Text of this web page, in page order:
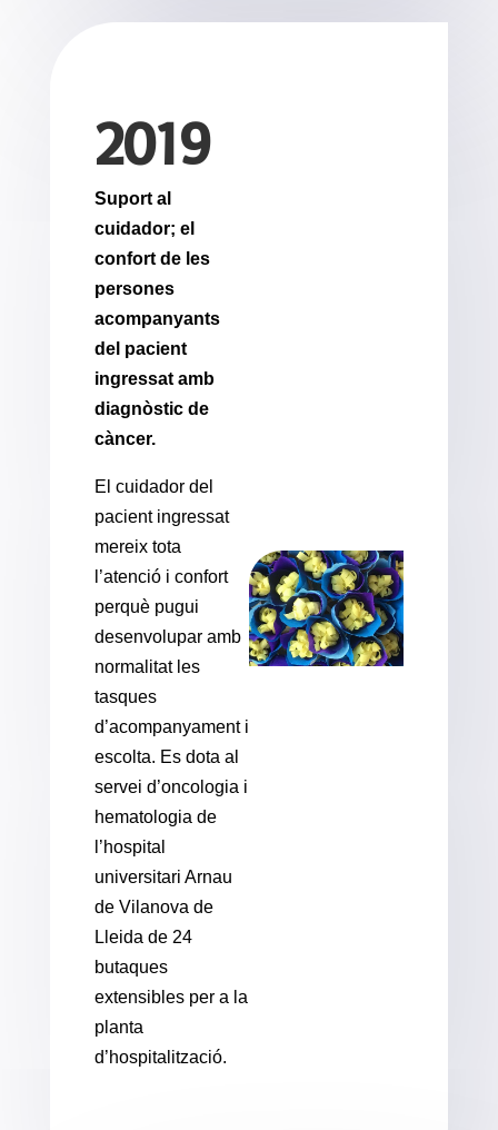
2019
Suport al
cuidador; el
confort de les
persones
acompanyants
del pacient
ingressat amb
diagnòstic de
càncer.
El cuidador del
pacient ingressat
mereix tota
l’atenció i confort
perquè pugui
desenvolupar amb
normalitat les
tasques
d’acompanyament i
escolta. Es dota al
servei d’oncologia i
hematologia de
l’hospital
universitari Arnau
de Vilanova de
Lleida de 24
butaques
extensibles per a la
planta
d’hospitalització.